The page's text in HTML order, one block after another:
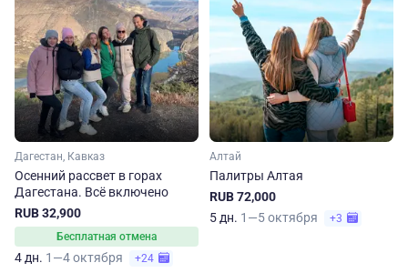
Дагестан, Кавказ
Осенний рассвет в горах
Дагестана. Всё включено
RUB 32,900
Бесплатная отмена
4 дн. 1—4 октября +24
Алтай
Палитры Алтая
RUB 72,000
5 дн. 1—5 октября +3